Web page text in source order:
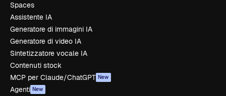
Spaces
Assistente IA
Generatore di immagini IA
Generatore di video IA
Sintetizzatore vocale IA
Contenuti stock
MCP per Claude/ChatGPT New
Agenti New